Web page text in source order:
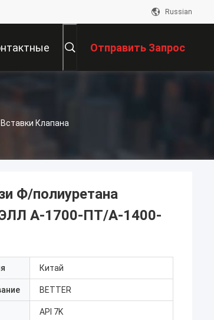
Russian
Отправить Запрос
Клапана
Ф/полиуретана
А-1700-ПТ/А-1400-
Китай
BETTER
API 7K